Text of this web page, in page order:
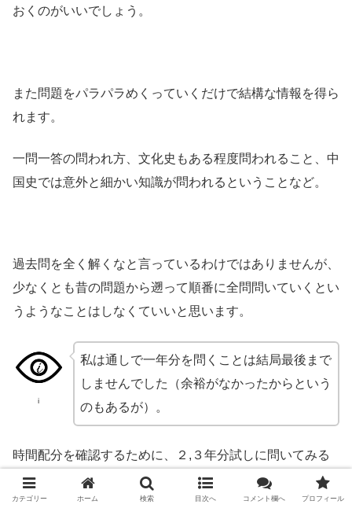
おくのがいいでしょう。
また問題をパラパラめくっていくだけで結構な情報を得ら
れます。
一問一答の問われ方、文化史もある程度問われること、中
国史では意外と細かい知識が問われるということなど。
過去問を全く解くなと言っているわけではありませんが、
少なくとも昔の問題から遡って順番に全問問いていくとい
うようなことはしなくていいと思います。
i
私は通しで一年分を問くことは結局最後まで
しませんでした（余裕がなかったからという
のもあるが）。
時間配分を確認するために、２,３年分試しに問いてみる
という使い方がいいかもしれません。
カテゴリー ホーム 検索 目次へ コメント欄へ プロフィール